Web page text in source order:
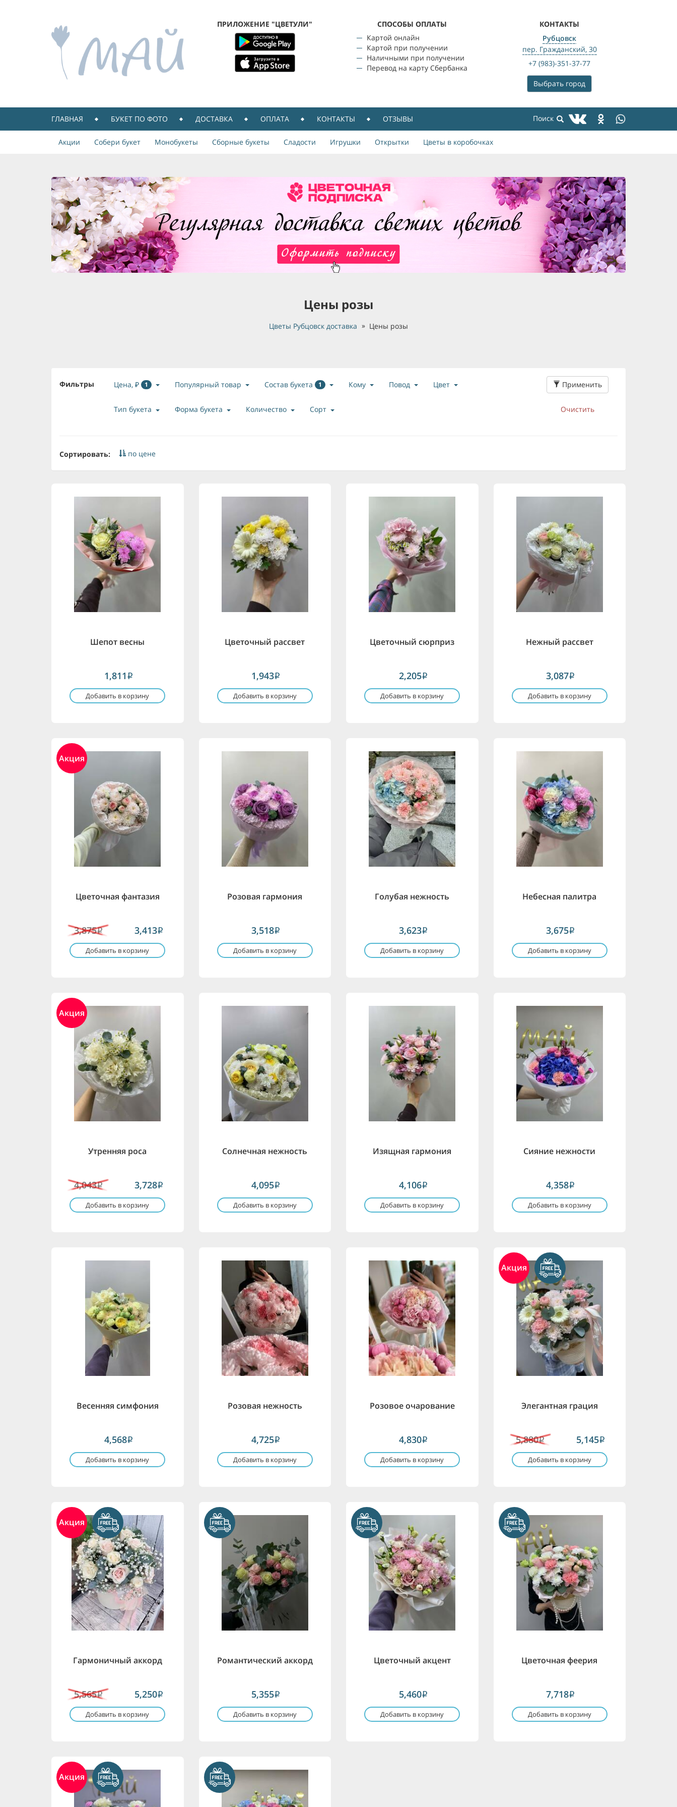
ПРИЛОЖЕНИЕ "ЦВЕТУЛИ"
CПОСОБЫ ОПЛАТЫ
Картой онлайн
Картой при получении
Наличными при получении
Перевод на карту Сбербанка
КОНТАКТЫ
Рубцовск
пер. Гражданский, 30
+7 (983)-351-37-77
Выбрать город
ГЛАВНАЯ БУКЕТ ПО ФОТО ДОСТАВКА ОПЛАТА КОНТАКТЫ ОТЗЫВЫ
Акции Собери букет Монобукеты Сборные букеты Сладости Игрушки Открытки Цветы в коробочках
Цены розы
Цветы Рубцовск доставка Цены розы
Фильтры Цена, ₽ 1 Популярный товар Состав букета 1 Кому Повод Цвет
Тип букета Форма букета Количество Сорт
Применить
Очистить
Сортировать: по цене
Шепот весны
1,811 i
Добавить в корзину
Цветочный рассвет
1,943i
Добавить в корзину
Цветочный сюрприз
2,205i
Добавить в корзину
Нежный рассвет
3,087i
Добавить в корзину
Акция
Цветочная фантазия
3,875i 3,413i
Добавить в корзину
Розовая гармония
3,518i
Добавить в корзину
Голубая нежность
3,623i
Добавить в корзину
Небесная палитра
3,675i
Добавить в корзину
Акция
Утренняя роса
4,043i 3,728i
Добавить в корзину
Солнечная нежность
4,095i
Добавить в корзину
Изящная гармония
4,106i
Добавить в корзину
Сияние нежности
4,358i
Добавить в корзину
Весенняя симфония
4,568i
Добавить в корзину
Розовая нежность
4,725i
Добавить в корзину
Розовое очарование
4,830i
Добавить в корзину
Акция
Элегантная грация
5,880i 5,145i
Добавить в корзину
Акция
Гармоничный аккорд
5,565i 5,250i
Добавить в корзину
Романтический аккорд
5,355i
Добавить в корзину
Цветочный акцент
5,460i
Добавить в корзину
Цветочная феерия
7,718i
Добавить в корзину
Акция